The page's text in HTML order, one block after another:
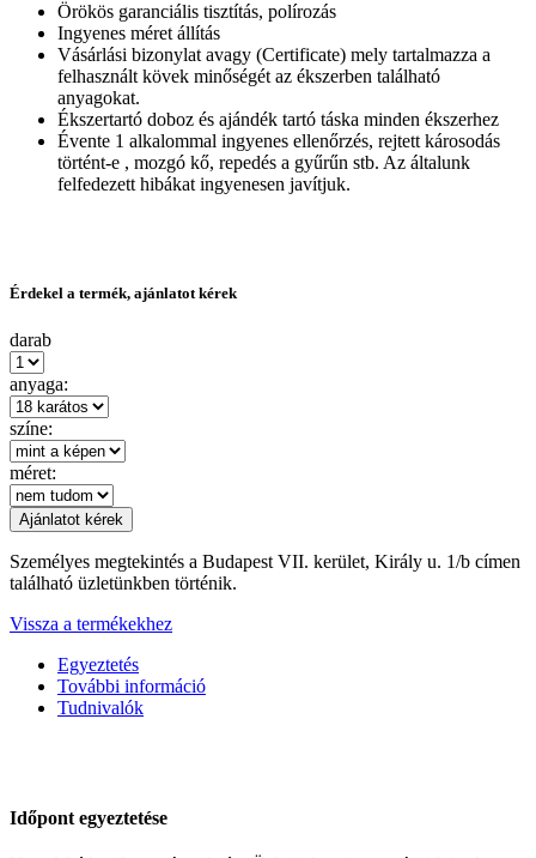
Örökös garanciális tisztítás, polírozás
Ingyenes méret állítás
Vásárlási bizonylat avagy (Certificate) mely tartalmazza a
felhasznált kövek minőségét az ékszerben található
anyagokat.
Ékszertartó doboz és ajándék tartó táska minden ékszerhez
Évente 1 alkalommal ingyenes ellenőrzés, rejtett károsodás
történt-e , mozgó kő, repedés a gyűrűn stb. Az általunk
felfedezett hibákat ingyenesen javítjuk.
Érdekel a termék, ajánlatot kérek
darab
anyaga:
színe:
méret:
Személyes megtekintés a Budapest VII. kerület, Király u. 1/b címen
található üzletünkben történik.
Vissza a termékekhez
Egyeztetés
További információ
Tudnivalók
Időpont egyeztetése